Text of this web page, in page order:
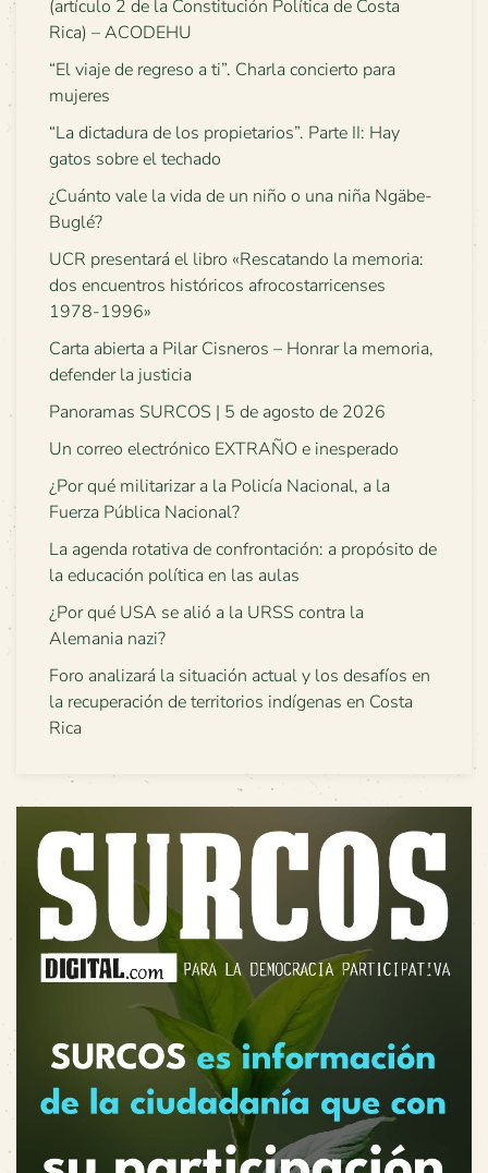
(artículo 2 de la Constitución Política de Costa
Rica) – ACODEHU
“El viaje de regreso a ti”. Charla concierto para
mujeres
“La dictadura de los propietarios”. Parte II: Hay
gatos sobre el techado
¿Cuánto vale la vida de un niño o una niña Ngäbe-
Buglé?
UCR presentará el libro «Rescatando la memoria:
dos encuentros históricos afrocostarricenses
1978-1996»
Carta abierta a Pilar Cisneros – Honrar la memoria,
defender la justicia
Panoramas SURCOS | 5 de agosto de 2026
Un correo electrónico EXTRAÑO e inesperado
¿Por qué militarizar a la Policía Nacional, a la
Fuerza Pública Nacional?
La agenda rotativa de confrontación: a propósito de
la educación política en las aulas
¿Por qué USA se alió a la URSS contra la
Alemania nazi?
Foro analizará la situación actual y los desafíos en
la recuperación de territorios indígenas en Costa
Rica